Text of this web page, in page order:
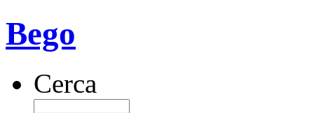
Bego
Cerca